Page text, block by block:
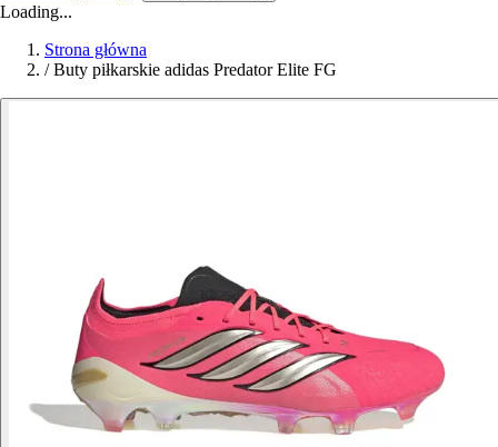
Loading...
Strona główna
/ Buty piłkarskie adidas Predator Elite FG